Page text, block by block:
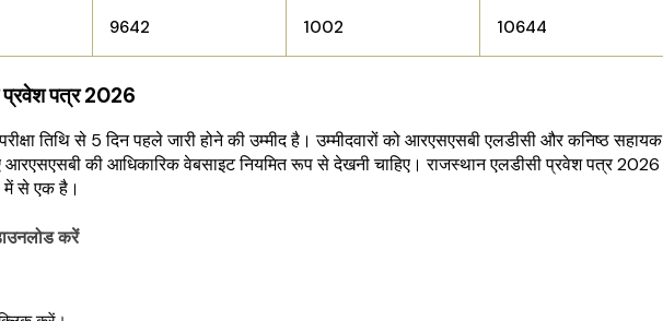
9642 1002 10644
पत्र 2026
तिथि से 5 दिन पहले जारी होने की उम्मीद है। उम्मीदवारों को आरएसएसबी एलडीसी और कनिष्ठ सहायक
की आधिकारिक वेबसाइट नियमित रूप से देखनी चाहिए। राजस्थान एलडीसी प्रवेश पत्र 2026
में से एक है।
करें